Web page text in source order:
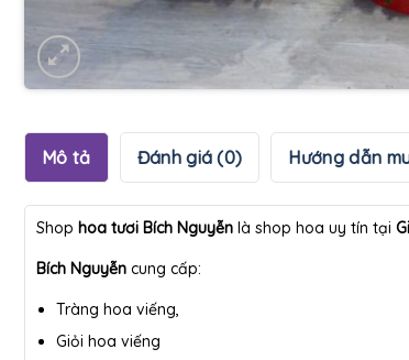
Mô tả Đánh giá (0) Hướng dẫn
Shop hoa tươi Bích Nguyễn là shop hoa uy tín tại
Bích Nguyễn cung cấp:
Tràng hoa viếng,
Giỏi hoa viếng